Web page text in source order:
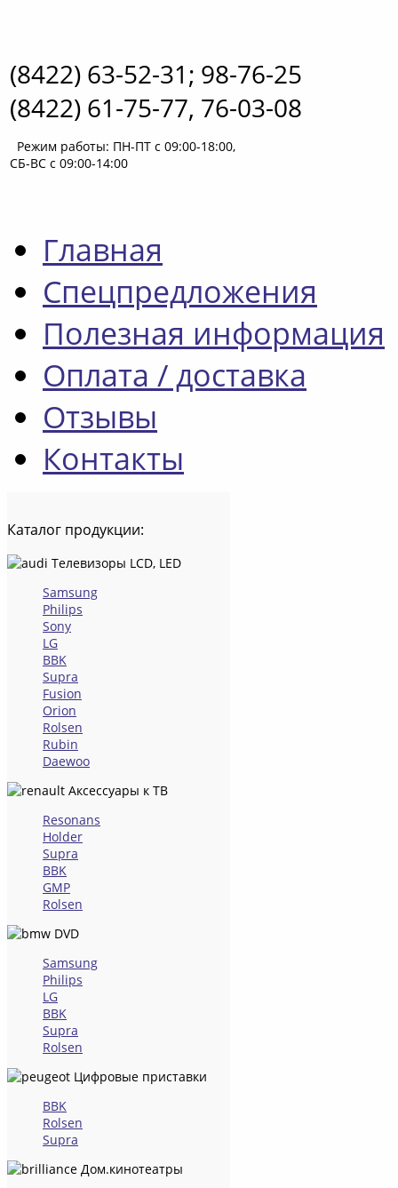
(8422) 63-52-31; 98-76-25
(8422) 61-75-77, 76-03-08
Режим работы: ПН-ПТ с 09:00-18:00,
СБ-ВС с 09:00-14:00
Главная
Спецпредложения
Полезная информация
Оплата / доставка
Отзывы
Контакты
Каталог продукции:
Телевизоры LCD, LED
Samsung
Philips
Sony
LG
BBK
Supra
Fusion
Orion
Rolsen
Rubin
Daewoo
Аксессуары к ТВ
Resonans
Holder
Supra
BBK
GMP
Rolsen
DVD
Samsung
Philips
LG
BBK
Supra
Rolsen
Цифровые приставки
BBK
Rolsen
Supra
Дом.кинотеатры